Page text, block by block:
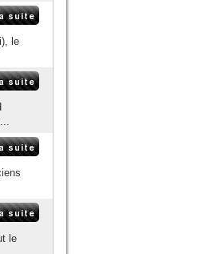
le
le